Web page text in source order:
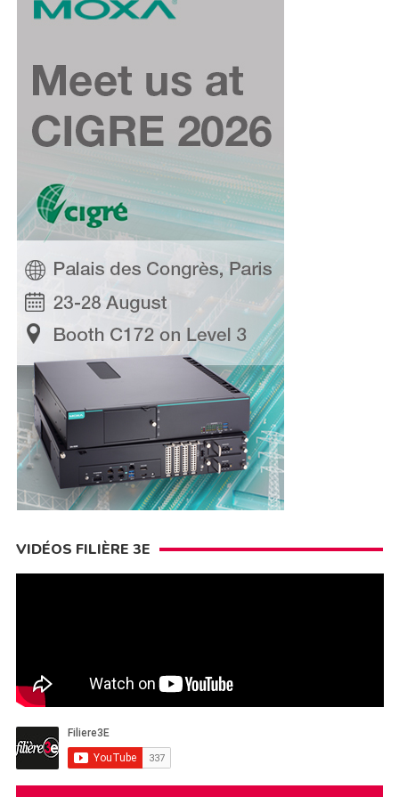
VIDÉOS FILIÈRE 3E